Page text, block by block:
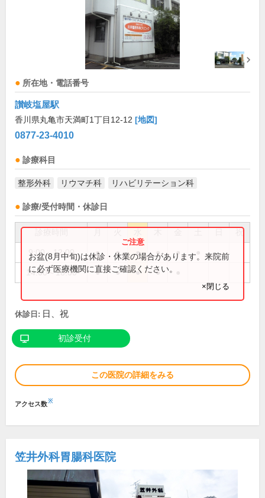
所在地・電話番号
讃岐塩屋駅
香川県丸亀市天満町1丁目12-12 [地図]
0877-23-4010
診療科目
整形外科 リウマチ科 リハビリテーション科
診療/受付時間・休診日
祝
9:00～12:00 ● ● ● ● ●
14:00～18:00 ● ● ● ●
お盆(8月中旬)は休診・休業の場合があります。来院前
に必ず医療機関に直接ご確認ください。
×閉じる
休診日: 日、祝
初診受付
この医院の詳細をみる
アクセス数※
笠井外科胃腸科医院